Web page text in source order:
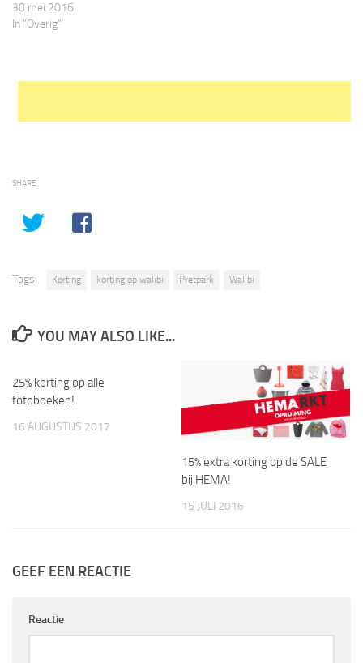
30 mei 2016
In "Overig"
SHARE
Tags: Korting korting op walibi Pretpark Walibi
YOU MAY ALSO LIKE...
25% korting op alle
fotoboeken!
16 AUGUSTUS 2017
15% extra korting op de SALE
bij HEMA!
15 JULI 2016
GEEF EEN REACTIE
Reactie